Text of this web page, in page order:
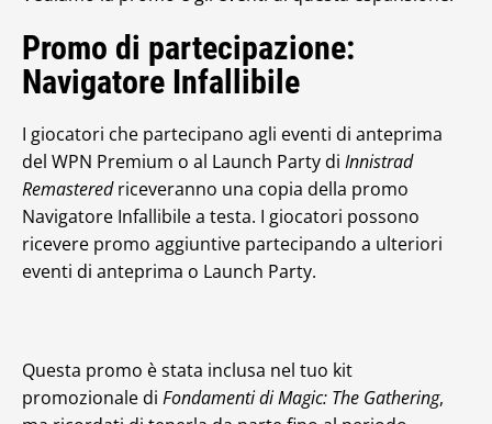
Promo di partecipazione:
Navigatore Infallibile
I giocatori che partecipano agli eventi di anteprima
del WPN Premium o al Launch Party di Innistrad
Remasteredriceveranno una copia della promo
Navigatore Infallibile a testa. I giocatori possono
ricevere promo aggiuntive partecipando a ulteriori
eventi di anteprima o Launch Party.
Questa promo è stata inclusa nel tuo kit
promozionale di Fondamenti di Magic: The Gathering,